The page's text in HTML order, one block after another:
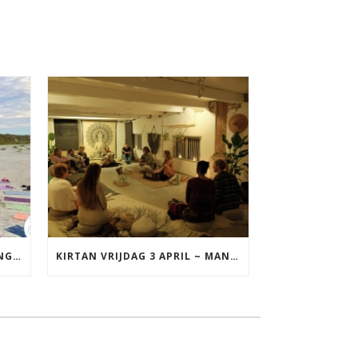
YOGA VAKANTIE TERSCHELLING 17 T/M 19 JULI KIRTAN VRIJDAG 3 APRIL ~ MANTRAZINGEN MET DIEDERICK IN LEEUWARDEN